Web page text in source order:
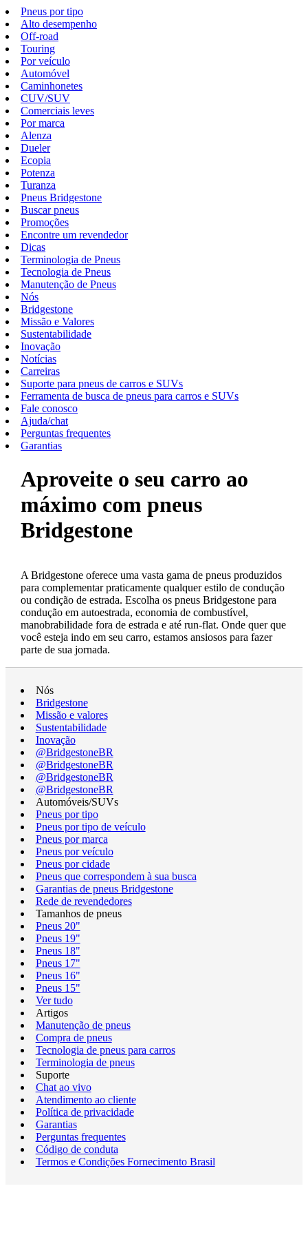
Pneus por tipo
Alto desempenho
Off-road
Touring
Por veículo
Automóvel
Caminhonetes
CUV/SUV
Comerciais leves
Por marca
Alenza
Dueler
Ecopia
Potenza
Turanza
Pneus Bridgestone
Buscar pneus
Promoções
Encontre um revendedor
Dicas
Terminologia de Pneus
Tecnologia de Pneus
Manutenção de Pneus
Nós
Bridgestone
Missão e Valores
Sustentabilidade
Inovação
Notícias
Carreiras
Suporte para pneus de carros e SUVs
Ferramenta de busca de pneus para carros e SUVs
Fale conosco
Ajuda/chat
Perguntas frequentes
Garantias
Aproveite o seu carro ao
máximo com pneus
Bridgestone
A Bridgestone oferece uma vasta gama de pneus produzidos
para complementar praticamente qualquer estilo de condução
ou condição de estrada. Escolha os pneus Bridgestone para
condução em autoestrada, economia de combustível,
manobrabilidade fora de estrada e até run-flat. Onde quer que
você esteja indo em seu carro, estamos ansiosos para fazer
parte de sua jornada.
Nós
Bridgestone
Missão e valores
Sustentabilidade
Inovação
@BridgestoneBR
@BridgestoneBR
@BridgestoneBR
@BridgestoneBR
Automóveis/SUVs
Pneus por tipo
Pneus por tipo de veículo
Pneus por marca
Pneus por veículo
Pneus por cidade
Pneus que correspondem à sua busca
Garantias de pneus Bridgestone
Rede de revendedores
Tamanhos de pneus
Pneus 20"
Pneus 19"
Pneus 18"
Pneus 17"
Pneus 16"
Pneus 15"
Ver tudo
Artigos
Manutenção de pneus
Compra de pneus
Tecnologia de pneus para carros
Terminologia de pneus
Suporte
Chat ao vivo
Atendimento ao cliente
Política de privacidade
Garantias
Perguntas frequentes
Código de conduta
Termos e Condições Fornecimento Brasil